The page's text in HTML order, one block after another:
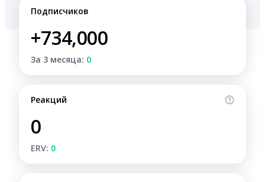
Подписчиков
+734,000
За 3 месяца: 0
Реакций
0
ERV: 0